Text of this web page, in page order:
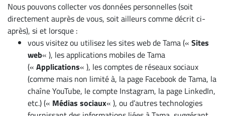
Nous pouvons collecter vos données personnelles (soit
directement auprès de vous, soit ailleurs comme décrit ci-
après), si et lorsque :
vous visitez ou utilisez les sites web de Tama (« Sites
web« ), les applications mobiles de Tama
(« Applications« ), les comptes de réseaux sociaux
(comme mais non limité à, la page Facebook de Tama, la
chaîne YouTube, le compte Instagram, la page LinkedIn,
etc.) (« Médias sociaux« ), ou d’autres technologies